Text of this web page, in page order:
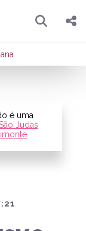
Pesquisar
Publicar no Facebook
é uma
Judas
.